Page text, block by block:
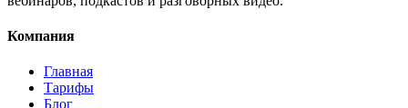
Компания
Главная
Тарифы
Блог